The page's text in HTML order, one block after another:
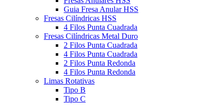
Guia Fresa Anular HSS
Fresas Cilíndricas HSS
4 Filos Punta Cuadrada
Fresas Cilíndricas Metal Duro
2 Filos Punta Cuadrada
4 Filos Punta Cuadrada
2 Filos Punta Redonda
4 Filos Punta Redonda
Limas Rotativas
Tipo B
Tipo C